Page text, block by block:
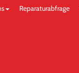
Reparaturabfrage